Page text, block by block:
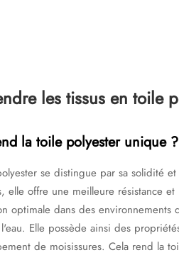
les tissus en toile
la toile polyester unique ?
se distingue par sa solidité
elle offre une meilleure résistance
optimale dans des environnements
Elle possède ainsi des
de moisissures. Cela rend la